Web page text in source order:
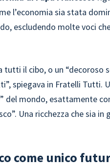
l’economia sia stata
escludendo molte voci
il cibo, o un
spiegava in Fratelli Tutti.
del mondo, esattamente
Una ricchezza che sia
come unico